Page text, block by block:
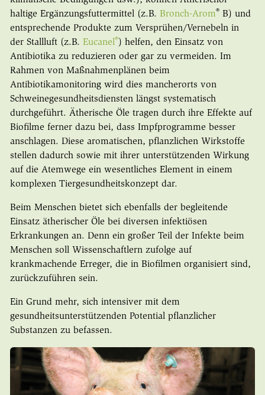
haltige Ergänzungsfuttermittel (z.B. Bronch-Arom®B) und
entsprechende Produkte zum Versprühen/Vernebeln in
der Stallluft (z.B. Eucanel®) helfen, den Einsatz von
Antibiotika zu reduzieren oder gar zu vermeiden. Im
Rahmen von Maßnahmenplänen beim
Antibiotikamonitoring wird dies mancherorts von
Schweinegesundheitsdiensten längst systematisch
durchgeführt. Ätherische Öle tragen durch ihre Effekte auf
Biofilme ferner dazu bei, dass Impfprogramme besser
anschlagen. Diese aromatischen, pflanzlichen Wirkstoffe
stellen dadurch sowie mit ihrer unterstützenden Wirkung
auf die Atemwege ein wesentliches Element in einem
komplexen Tiergesundheitskonzept dar.
Beim Menschen bietet sich ebenfalls der begleitende
Einsatz ätherischer Öle bei diversen infektiösen
Erkrankungen an. Denn ein großer Teil der Infekte beim
Menschen soll Wissenschaftlern zufolge auf
krankmachende Erreger, die in Biofilmen organisiert sind,
zurückzuführen sein.
Ein Grund mehr, sich intensiver mit dem
gesundheitsunterstützenden Potential pflanzlicher
Substanzen zu befassen.